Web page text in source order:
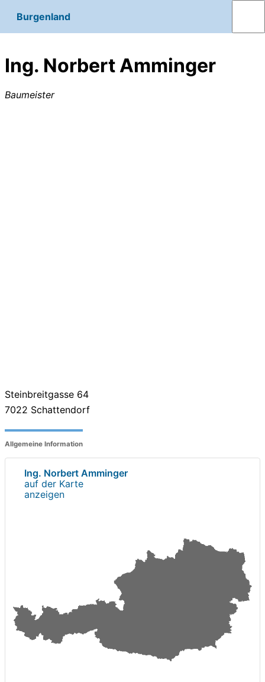
Burgenland
Ing. Norbert Amminger
Baumeister
Steinbreitgasse 64
7022 Schattendorf
Allgemeine Information
Ing. Norbert Amminger
auf der Karte
anzeigen